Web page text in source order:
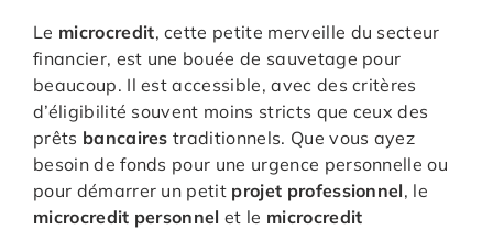
Le microcredit, cette petite merveille du secteur
financier, est une bouée de sauvetage pour
beaucoup. Il est accessible, avec des critères
d’éligibilité souvent moins stricts que ceux des
prêts bancaires traditionnels. Que vous ayez
besoin de fonds pour une urgence personnelle ou
pour démarrer un petit projet professionnel, le
microcredit personnel et le microcredit